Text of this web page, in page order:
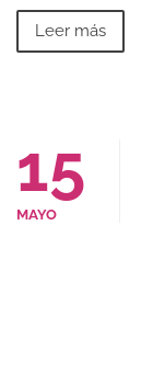
Leer más
15
MAYO